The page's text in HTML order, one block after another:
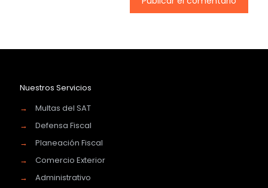
Nuestros Servicios
→
Multas del SAT
→
Defensa Fiscal
→
Planeación Fiscal
→
Comercio Exterior
→
Administrativo